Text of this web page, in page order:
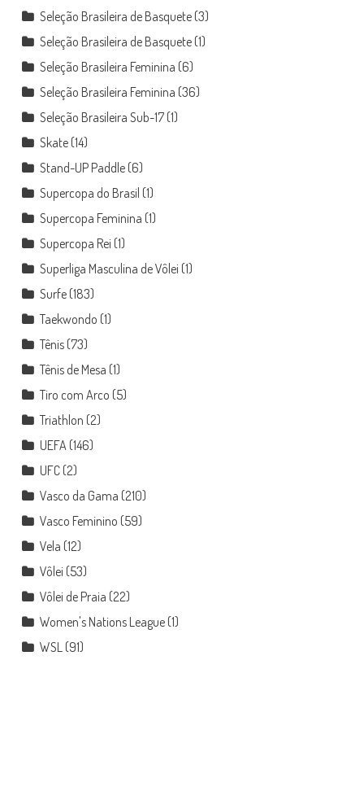
Seleção Brasileira de Basquete(3)
Seleção Brasileira de Basquete(1)
Seleção Brasileira Feminina (6)
Seleção Brasileira Feminina (36)
Seleção Brasileira Sub-17(1)
Skate(14)
Stand-UP Paddle(6)
Supercopa do Brasil (1)
Supercopa Feminina (1)
Supercopa Rei (1)
Superliga Masculina de Vôlei (1)
Surfe(183)
Taekwondo (1)
Tênis(73)
Tênis de Mesa (1)
Tiro com Arco (5)
Triathlon (2)
UEFA(146)
UFC(2)
Vasco da Gama (210)
Vasco Feminino (59)
Vela (12)
Vôlei (53)
Vôlei de Praia (22)
Women's Nations League(1)
WSL(91)